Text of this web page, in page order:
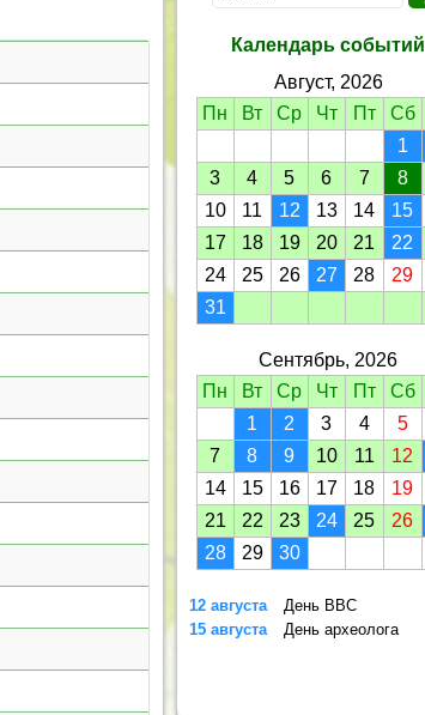
Календарь событий
Август, 2026
Пн
Вт Ср Чт Пт Сб
1
3
4 5 6 7 8
10
11 12 13 14 15
17
18 19 20 21 22
24
25 26 27 28 29
31
Сентябрь, 2026
Пн
Вт Ср Чт Пт Сб
1
2 3 4 5
7
8 9 10 11 12
14
15 16 17 18 19
21
22 23 24 25 26
28
29 30
12 августа
День ВВС
15 августа
День археолога